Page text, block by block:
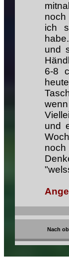
ich
und
6-8
und
Nach